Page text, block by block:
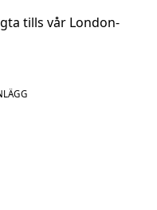
tills vår London-